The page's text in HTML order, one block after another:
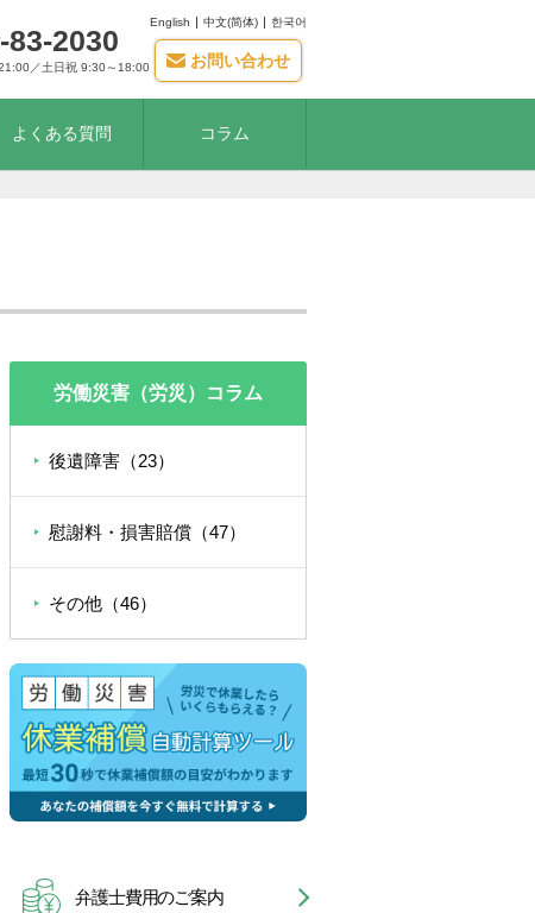
83-2030
／土日祝 9:30～18:00
English 中文(简体) 한국어
お問い合わせ
よくある質問 コラム
労働災害（労災）コラム
後遺障害（23）
慰謝料・損害賠償（47）
その他（46）
弁護士費用のご案内